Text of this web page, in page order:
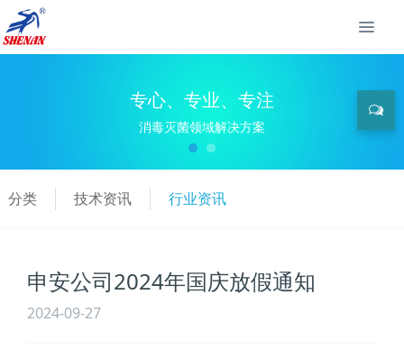
专心、专业、专注
消毒灭菌领域解决方案
分类 技术资讯 行业资讯
申安公司2024年国庆放假通知
2024-09-27